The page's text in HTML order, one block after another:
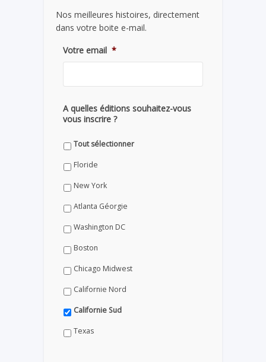
Nos meilleures histoires, directement
dans votre boite e-mail.
Votre email *
A quelles éditions souhaitez-vous
vous inscrire ?
Tout sélectionner
Floride
New York
Atlanta Géorgie
Washington DC
Boston
Chicago Midwest
Californie Nord
Californie Sud
Texas